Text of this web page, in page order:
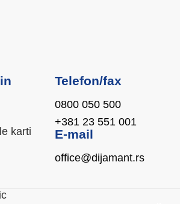
karti
Telefon/fax
0800 050 500
+381 23 551 001
E-mail
office@dijamant.rs